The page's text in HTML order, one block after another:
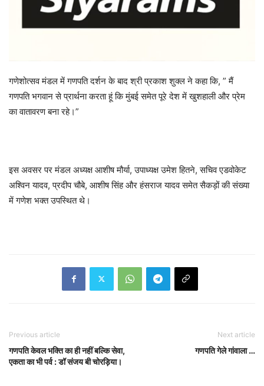
गणेशोत्सव मंडल में गणपति दर्शन के बाद श्री प्रकाश शुक्ल ने कहा कि, ” मैं
गणपति भगवान से प्रार्थना करता हूं कि मुंबई समेत पूरे देश में खुशहाली और प्रेम
का वातावरण बना रहे।”
इस अवसर पर मंडल अध्यक्ष आशीष मौर्या, उपाध्यक्ष उमेश हितने, सचिव एडवोकेट
अश्विन यादव, प्रदीप चौबे, आशीष सिंह और हंसराज यादव समेत सैकड़ों की संख्या
में गणेश भक्त उपस्थित थे।
Previous article
गणपति केवल भक्ति का ही नहीं बल्कि सेवा,
एकता का भी पर्व : डॉ संजय बी चोरड़िया।
Next article
गणपति गेले गांवाला …